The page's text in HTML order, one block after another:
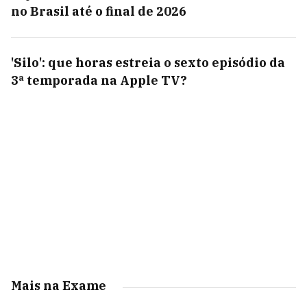
no Brasil até o final de 2026
'Silo': que horas estreia o sexto episódio da
3ª temporada na Apple TV?
Mais na Exame